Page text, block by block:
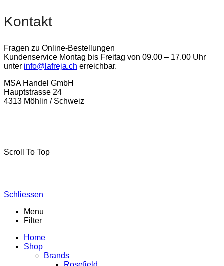
Kontakt
Fragen zu Online-Bestellungen
Kundenservice Montag bis Freitag von 09.00 – 17.00 Uhr
unter info@lafreja.ch erreichbar.
MSA Handel GmbH
Hauptstrasse 24
4313 Möhlin / Schweiz
Scroll To Top
Schliessen
Menu
Filter
Home
Shop
Brands